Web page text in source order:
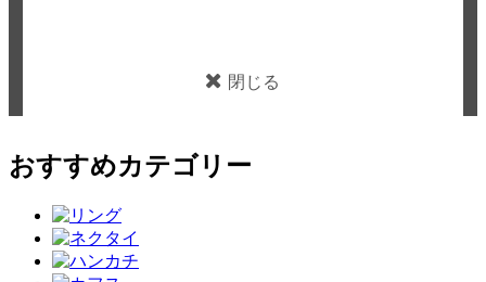
閉じる
おすすめカテゴリー